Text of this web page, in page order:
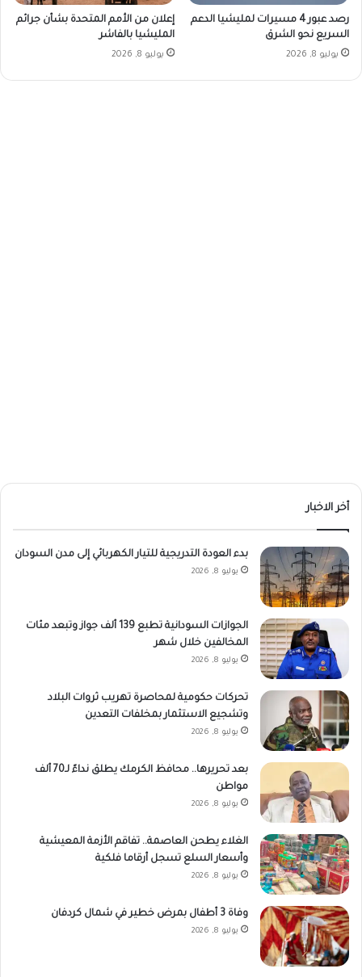
رصد عبور 4 مسيرات لمليشيا الدعم
السريع نحو الشرق
يوليو 8, 2026
إعلان من الأمم المتحدة بشأن جرائم
المليشيا بالفاشر
يوليو 8, 2026
أخر الاخبار
بدء العودة التدريجية للتيار الكهربائي إلى مدن السودان
يوليو 8, 2026
الجوازات السودانية تطبع 139 ألف جواز وتبعد مئات
المخالفين خلال شهر
يوليو 8, 2026
تحركات حكومية لمحاصرة تهريب ثروات البلاد
وتشجيع الاستثمار بمخلفات التعدين
يوليو 8, 2026
بعد تحريرها.. ​محافظ الكرمك يطلق نداءً لـ70 ألف
مواطن
يوليو 8, 2026
الغلاء يطحن العاصمة.. تفاقم الأزمة المعيشية
وأسعار السلع تسجل أرقاما فلكية
يوليو 8, 2026
وفاة 3 أطفال بمرض خطير في شمال كردفان
يوليو 8, 2026